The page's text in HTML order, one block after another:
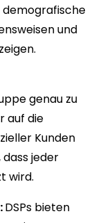
demografische
und
genau zu
auf die
Kunden
jeder
wird.
DSPs bieten